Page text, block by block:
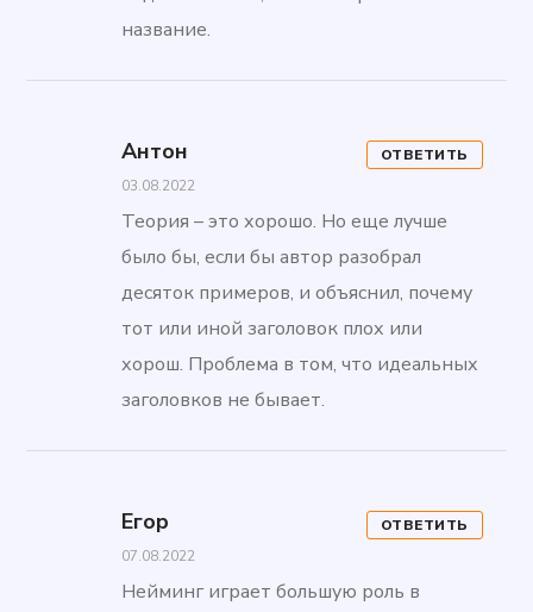
название.
Антон
03.08.2022
Теория – это хорошо. Но еще лучше
было бы, если бы автор разобрал
десяток примеров, и объяснил, почему
тот или иной заголовок плох или
хорош. Проблема в том, что идеальных
заголовков не бывает.
ОТВЕТИТЬ
Егор
07.08.2022
Нейминг играет большую роль в
ОТВЕТИТЬ